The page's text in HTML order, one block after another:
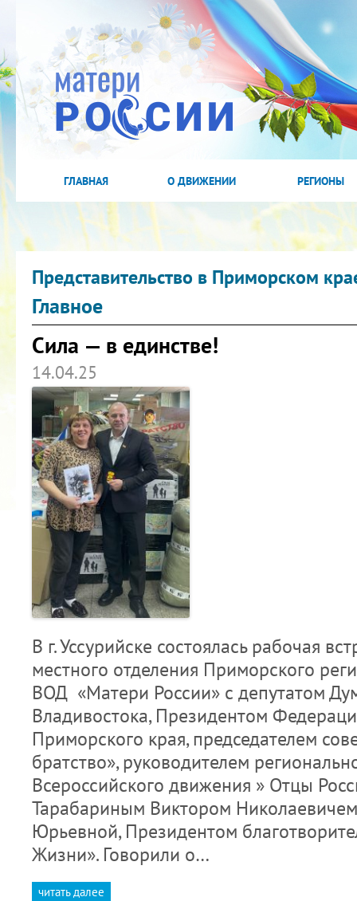
ГЛАВНАЯ О ДВИЖЕНИИ РЕГИОНЫ
Представительство в Приморском
Главное
Сила — в единстве!
14.04.25
В г. Уссурийске состоялась рабочая
местного отделения Приморского
ВОД «Матери России» с депутатом
Владивостока, Президентом
Приморского края, председателем
братство», руководителем
Всероссийского движения » Отцы
Тарабариным Виктором
Юрьевной, Президентом
Жизни». Говорили о…
читать далее